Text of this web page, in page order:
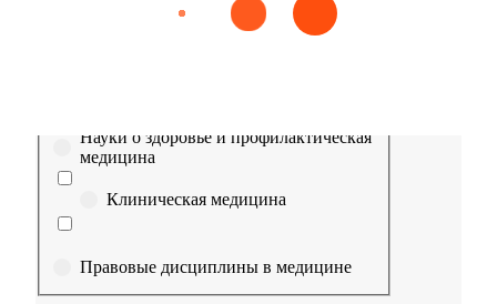
Эпидемиология Медицинская помощь
Выберите направление
Науки о здоровье и профилактическая
медицина
Клиническая медицина
Правовые дисциплины в медицине